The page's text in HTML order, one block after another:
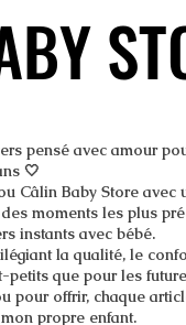
pensé avec amour
🤍
Câlin Baby Store avec
moments les plus
instants avec bébé.
la qualité, le
que pour les
pour offrir, chaque
propre enfant.